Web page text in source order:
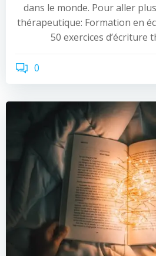
dans le monde. Pour aller
thérapeutique: Formation en
50 exercices d’écriture
0